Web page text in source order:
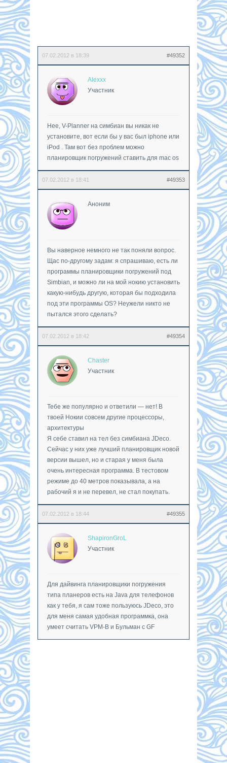
07.02.2012 в 18:39 #49352
Alexxx
Участник
Нее, V-Planner на симбиан вы никак не
установите, вот если бы у вас был iphone или
iPod . Там вот без проблем можно
планировщик погружений ставить для mac os
07.02.2012 в 18:41 #49353
Аноним
Вы наверное немного не так поняли вопрос.
Щас по-другому задам: я спрашиваю, есть ли
программы планировщики погружений под
Simbian, и можно ли на мой нокию установить
какую-нибудь другую, которая бы подходила
под эти программы OS? Неужели никто не
пытался этого сделать?
07.02.2012 в 18:42 #49354
Chaster
Участник
Тебе же популярно и ответили — нет! В
твоей Нокии совсем другие процессоры,
архитектуры
Я себе ставил на тел без симбиана JDeco.
Сейчас у них уже лучший планировщик новой
версии вышел, но и старая у меня была
очень интересная программа. В тестовом
режиме до 40 метров показывала, а на
рабочий я и не перевел, не стал покупать.
07.02.2012 в 18:44 #49355
ShapironGroL
Участник
Для дайвинга планировщики погружения
типа планеров есть на Java для телефонов
как у тебя, я сам тоже пользуюсь JDeco, это
для меня самая удобная программка, она
умеет считать VPM-B и Бульман с GF